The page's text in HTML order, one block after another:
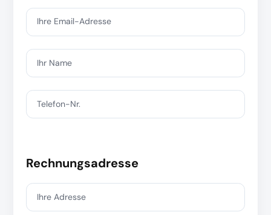
Ihre Email-Adresse
Ihr Name
Telefon-Nr.
Rechnungsadresse
Ihre Adresse